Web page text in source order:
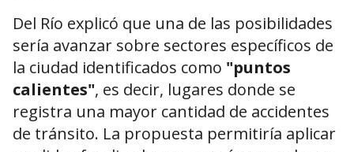
Del Río explicó que una de las posibilidades
sería avanzar sobre sectores específicos de
la ciudad identificados como "puntos
calientes", es decir, lugares donde se
registra una mayor cantidad de accidentes
de tránsito. La propuesta permitiría aplicar